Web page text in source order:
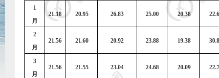
1
月
21.18 20.95 26.83 25.00 20.38
2
月
21.56 21.60 20.92 23.88 19.38
3
月
21.56 21.55 23.04 24.68 20.09